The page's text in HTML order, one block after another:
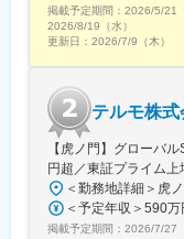
■担当に関して：
大学病院などの基
■仕事の魅力：
治療部位や手順に
には治療効果と
のパフォーマンス
ます。中でもMR
安全に使用され
レーニングの機
掲載予定期間： 2026/5/21
2026/8/19（水）
更新日： 2026/7/9（木）
テルモ株式
【虎ノ門】グローバ
円超／東証プライム上
掲載予定期間： 2026/7/27